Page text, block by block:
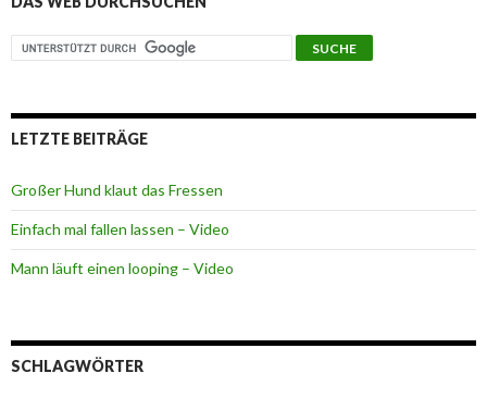
LETZTE BEITRÄGE
Großer Hund klaut das Fressen
Einfach mal fallen lassen – Video
Mann läuft einen looping – Video
SCHLAGWÖRTER